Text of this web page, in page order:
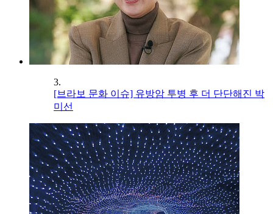
3.
[브라보 문화 이슈] 유방암 투병 후 더 단단해진 박
미선